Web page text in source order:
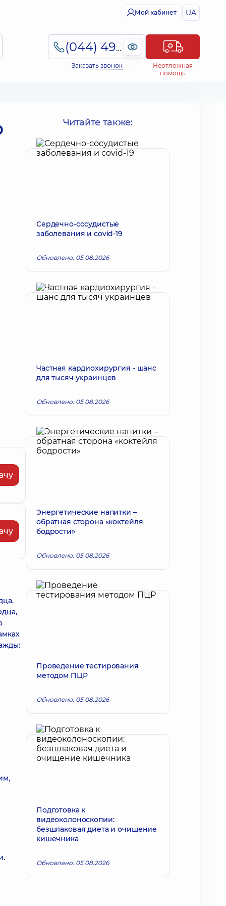
Мой кабинет UA
(044) 495-2-888
Заказать звонок
Неотложная
помощь
Читайте также:
Сердечно-сосудистые
заболевания и covid-19
Обновлено: 05.08.2026
Частная кардиохирургия - шанс
для тысяч украинцев
Обновлено: 05.08.2026
Энергетические напитки –
обратная сторона «коктейля
бодрости»
Обновлено: 05.08.2026
Проведение тестирования
методом ПЦР
Обновлено: 05.08.2026
Подготовка к
видеоколоноскопии:
безшлаковая диета и очищение
кишечника
Обновлено: 05.08.2026